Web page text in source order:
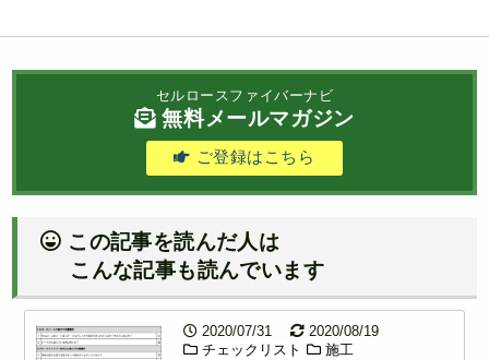
セルロースファイバーナビ
無料メールマガジン
ご登録はこちら
この記事を読んだ人は
こんな記事も読んでいます
2020/07/31
2020/08/19
チェックリスト
施工